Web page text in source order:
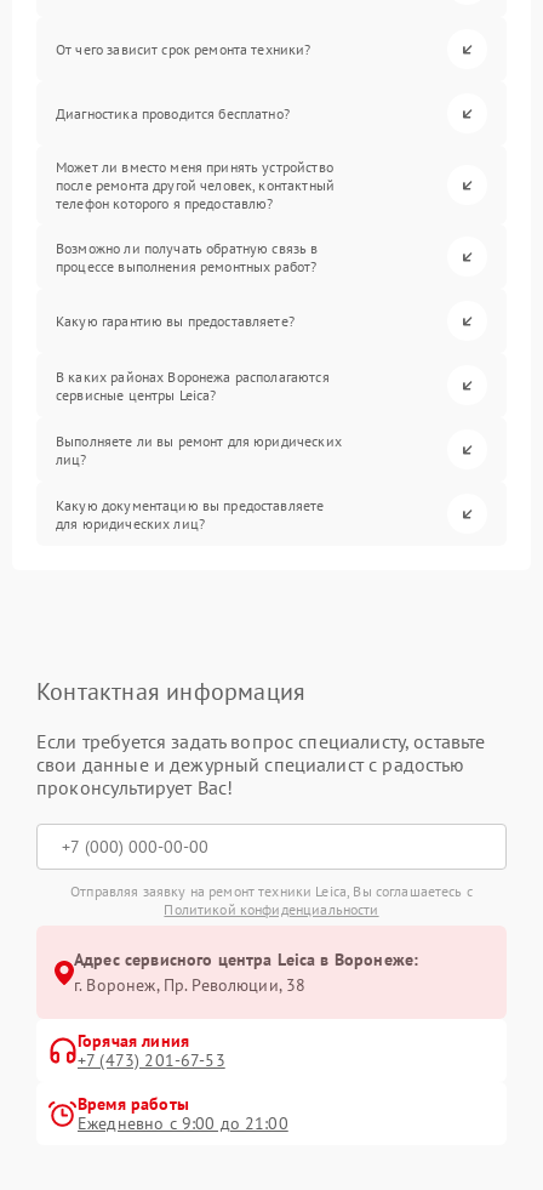
От чего зависит срок ремонта техники?
Диагностика проводится бесплатно?
Может ли вместо меня принять устройство
после ремонта другой человек, контактный
телефон которого я предоставлю?
Возможно ли получать обратную связь в
процессе выполнения ремонтных работ?
Какую гарантию вы предоставляете?
В каких районах Воронежа располагаются
сервисные центры Leica?
Выполняете ли вы ремонт для юридических
лиц?
Какую документацию вы предоставляете
для юридических лиц?
Контактная информация
Если требуется задать вопрос специалисту, оставьте
свои данные и дежурный специалист с радостью
проконсультирует Вас!
Отправляя заявку на ремонт техники Leica, Вы соглашаетесь с
Политикой конфиденциальности
Адрес сервисного центра Leica в Воронеже:
г. Воронеж, Пр. Революции, 38
Горячая линия
+7 (473) 201-67-53
Время работы
Ежедневно с 9:00 до 21:00